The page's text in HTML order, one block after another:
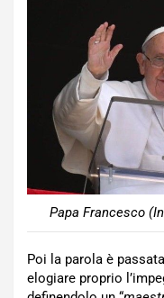
Papa Francesco
Poi la parola è
elogiare proprio